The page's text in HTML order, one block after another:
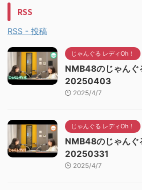
RSS
RSS - 投稿
じゃんぐる レディOh！
NMB48のじゃん
20250403
2025/4/7
じゃんぐる レディOh！
NMB48のじゃん
20250331
2025/4/7